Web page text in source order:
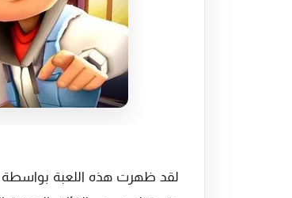
لقد ظهرت هذه اللعبة بواسطة